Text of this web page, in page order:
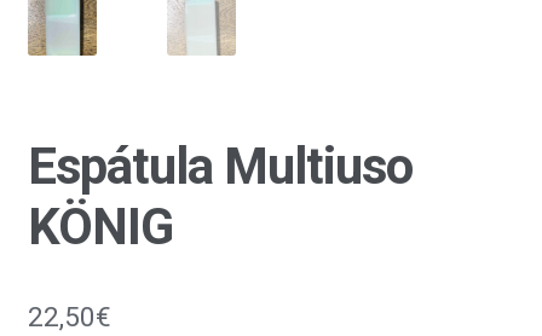
Espátula Multiuso
KÖNIG
22,50€